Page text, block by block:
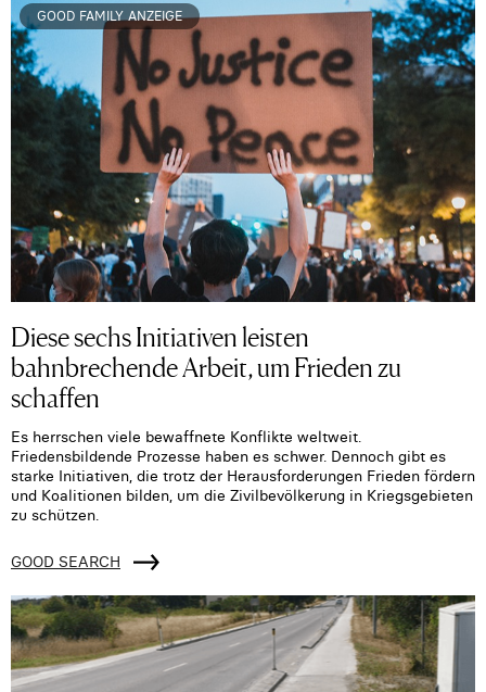
GOOD FAMILY ANZEIGE
Diese sechs Initiativen leisten
bahnbrechende Arbeit, um Frieden zu
schaffen
Es herrschen viele bewaffnete Konflikte weltweit.
Friedensbildende Prozesse haben es schwer. Dennoch gibt es
starke Initiativen, die trotz der Herausforderungen Frieden fördern
und Koalitionen bilden, um die Zivilbevölkerung in Kriegsgebieten
zu schützen.
GOOD SEARCH